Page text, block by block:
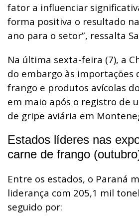
fator a influenciar
forma positiva o resultado
ano para o setor”, ressalta
Na última sexta-feira (7), a
do embargo às importações
frango e produtos avícolas
em maio após o registro de
de gripe aviária em
Estados líderes nas
carne de frango
Entre os estados, o Paraná
liderança com 205,1 mil
seguido por: